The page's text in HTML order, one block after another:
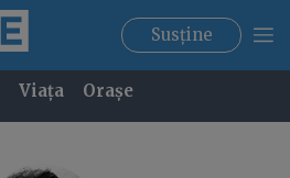
Susține
Viața Orașe